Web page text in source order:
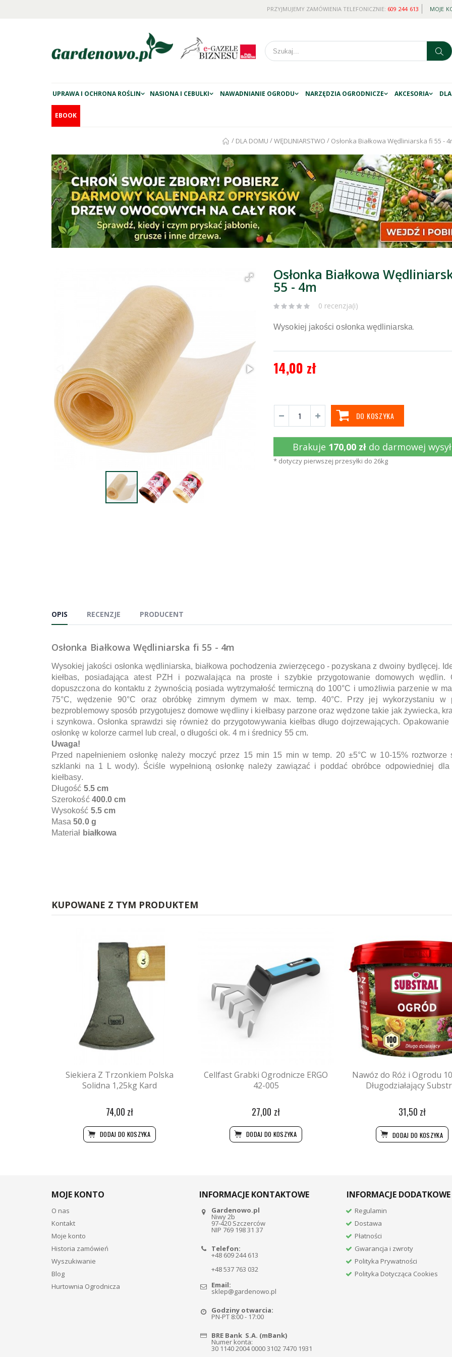
MOJE
PRZYJMUJEMY ZAMÓWIENIA TELEFONICZNIE: 609 244 613
UPRAWA I OCHRONA ROŚLIN NASIONA I CEBULKI NAWADNIANIE OGRODU NARZĘDZIA OGRODNICZE AKCESORIA
EBOOK
/ DLA DOMU /WĘDLINIARSTWO / Osłonka Białkowa Wędliniarska fi 55 -
Osłonka Białkowa
55 - 4m
0 recenzja(i)
Wysokiej jakości osłonka wędliniarska.
14,00 zł
DO KOSZYKA
Brakuje 170,00 zł do darmowej
* dotyczy pierwszej przesyłki do 26kg
OPIS RECENZJE PRODUCENT
Osłonka Białkowa Wędliniarska fi 55 - 4m
Wysokiej jakości osłonka wędliniarska, białkowa pochodzenia zwierzęcego - pozyskana z dwoiny bydlęcej.
kiełbas, posiadająca atest PZH i pozwalająca na proste i szybkie przygotowanie domowych wędlin.
dopuszczona do kontaktu z żywnością posiada wytrzymałość termiczną do 100°C i umożliwia parzenie w
75°C, wędzenie 90°C oraz obróbkę zimnym dymem w max. temp. 40°C. Przy jej wykorzystaniu w
bezproblemowy sposób przygotujesz domowe wędliny i kiełbasy parzone oraz wędzone takie jak żywiecka,
i szynkowa. Osłonka sprawdzi się również do przygotowywania kiełbas długo dojrzewających. Opakowanie
osłonkę w kolorze carmel lub creal, o długości ok. 4 m i średnicy 55 cm.
Uwaga!
Przed napełnieniem osłonkę należy moczyć przez 15 min 15 min w temp. 20 ±5°C w 10-15% roztworze
szklanki na 1 L wody). Ściśle wypełnioną osłonkę należy zawiązać i poddać obróbce odpowiedniej dla
kiełbasy.
Długość 5.5 cm
Szerokość 400.0 cm
Wysokość 5.5 cm
Masa50.0 g
Materiał białkowa
KUPOWANE Z TYM PRODUKTEM
Siekiera Z Trzonkiem Polska
Solidna 1,25kg Kard
74,00 zł
DODAJ DO KOSZYKA
Cellfast Grabki Ogrodnicze ERGO
42-005
27,00 zł
DODAJ DO KOSZYKA
Nawóz do Róż i Ogrodu
Długodziałający
31,50 zł
DODAJ DO KOSZYKA
MOJE KONTO
O nas
Kontakt
Moje konto
Historia zamówień
Wyszukiwanie
Blog
Hurtownia Ogrodnicza
INFORMACJE KONTAKTOWE
Gardenowo.pl
Niwy 2b
97-420 Szczerców
NIP 769 198 31 37
Telefon:
+48 609 244 613
+48 537 763 032
Email:
sklep@gardenowo.pl
Godziny otwarcia:
PN-PT 8:00 - 17:00
BRE Bank S.A. (mBank)
Numer konta:
30 1140 2004 0000 3102 7470 1931
INFORMACJE DODATKOWE
Regulamin
Dostawa
Płatności
Gwarancja i zwroty
Polityka Prywatności
Polityka Dotycząca Cookies